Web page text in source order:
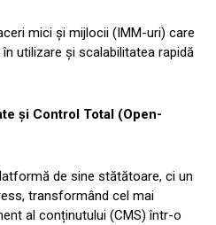
mici și mijlocii (IMM-uri) care
utilizare și scalabilitatea rapidă
și Control Total (Open-
de sine stătătoare, ci un
transformând cel mai
al conținutului (CMS) într-o